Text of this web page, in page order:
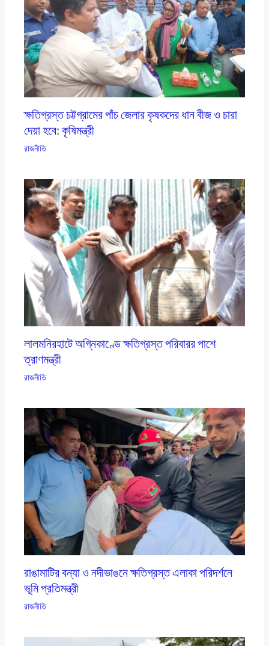
ক্ষতিগ্রস্ত চট্টগ্রামের পাঁচ জেলার কৃষকদের ধান বীজ ও চারা
দেয়া হবে: কৃষিমন্ত্রী
রাজনীতি
লালমনিরহাটে অগ্নিকাণ্ডে ক্ষতিগ্রস্ত পরিবারর পাশে
ত্রাণমন্ত্রী
রাজনীতি
রাঙামাটির বন্যা ও নদীভাঙনে ক্ষতিগ্রস্ত এলাকা পরিদর্শনে
ভূমি প্রতিমন্ত্রী
রাজনীতি